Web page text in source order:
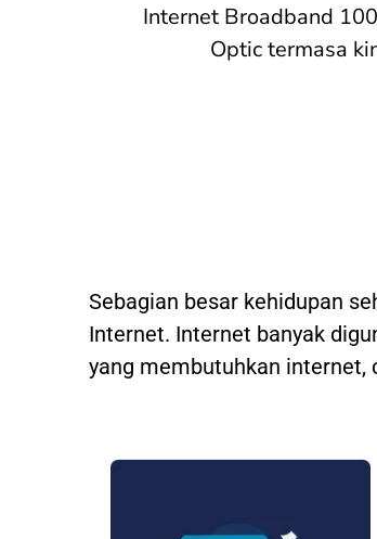
Internet Broadband
Optic termasa
Sebagian besar kehidupan
Internet. Internet banyak
yang membutuhkan internet,